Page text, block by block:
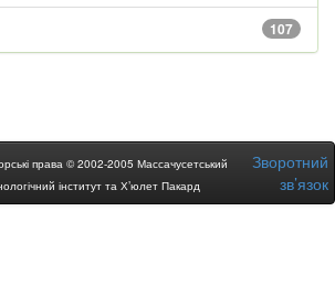
107
права © 2002-2005 Массачусетський
інститут та Х’юлет Пакард
Зворотний
зв’язок